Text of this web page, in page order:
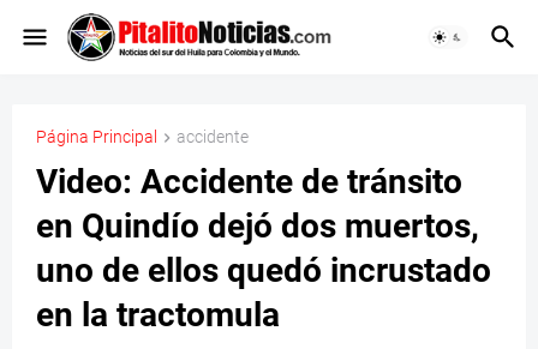
Página Principal accidente
Video: Accidente de tránsito
en Quindío dejó dos muertos,
uno de ellos quedó incrustado
en la tractomula